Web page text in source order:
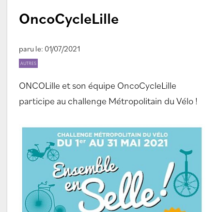
OncoCycleLille
paru le: 01/07/2021
AUTRES
ONCOLille et son équipe OncoCycleLille
participe au challenge Métropolitain du Vélo !